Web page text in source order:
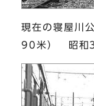
現在の寝屋川
90米） 昭和